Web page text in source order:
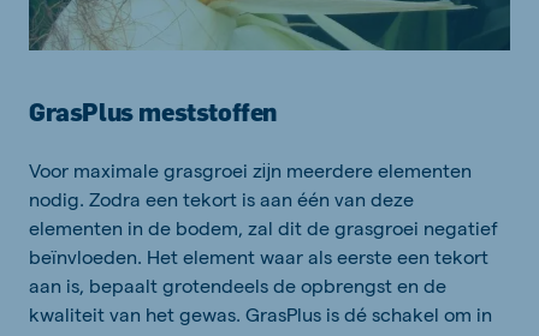
GrasPlus meststoffen
Voor maximale grasgroei zĳn meerdere elementen
nodig. Zodra een tekort is aan één van deze
elementen in de bodem, zal dit de grasgroei negatief
beïnvloeden. Het element waar als eerste een tekort
aan is, bepaalt grotendeels de opbrengst en de
kwaliteit van het gewas. GrasPlus is dé schakel om in